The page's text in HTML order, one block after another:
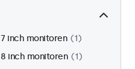
7 inch monitoren
1
8 inch monitoren
1